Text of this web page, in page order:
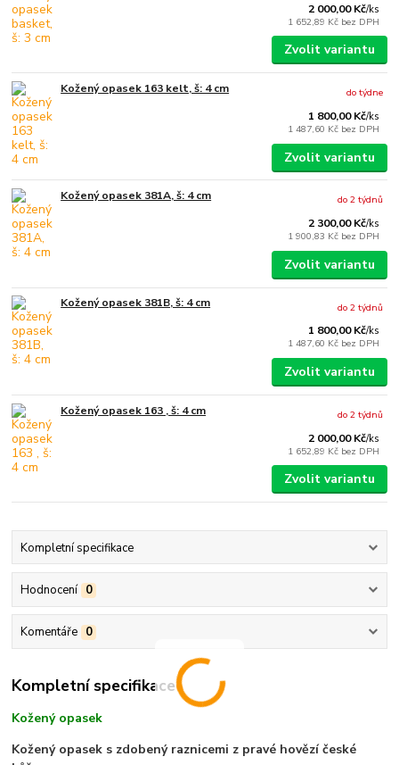
2 000,00 Kč/ks
1 652,89 Kč bez DPH
Zvolit variantu
Kožený opasek 163 kelt, š: 4 cm
1 800,00 Kč/ks
1 487,60 Kč bez DPH
do týdne
Zvolit variantu
Kožený opasek 381A, š: 4 cm
2 300,00 Kč/ks
1 900,83 Kč bez DPH
do 2 týdnů
Zvolit variantu
Kožený opasek 381B, š: 4 cm
1 800,00 Kč/ks
1 487,60 Kč bez DPH
do 2 týdnů
Zvolit variantu
Kožený opasek 163 , š: 4 cm
2 000,00 Kč/ks
1 652,89 Kč bez DPH
do 2 týdnů
Zvolit variantu
Kompletní specifikace
Hodnocení 0
Komentáře 0
Kompletní specifikace
Kožený opasek
Kožený opasek s zdobený raznicemi z pravé hovězí české